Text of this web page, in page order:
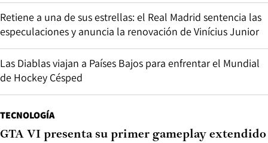
Retiene a una de sus estrellas: el Real Madrid sentencia las
especulaciones y anuncia la renovación de Vinícius Junior
Las Diablas viajan a Países Bajos para enfrentar el Mundial
de Hockey Césped
TECNOLOGÍA
GTA VI presenta su primer gameplay extendido